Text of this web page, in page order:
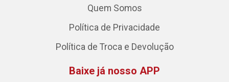
Quem Somos
Política de Privacidade
Política de Troca e Devolução
Baixe já nosso APP